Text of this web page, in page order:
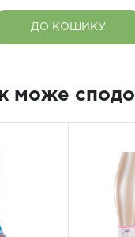
ДО КОШИКУ
може